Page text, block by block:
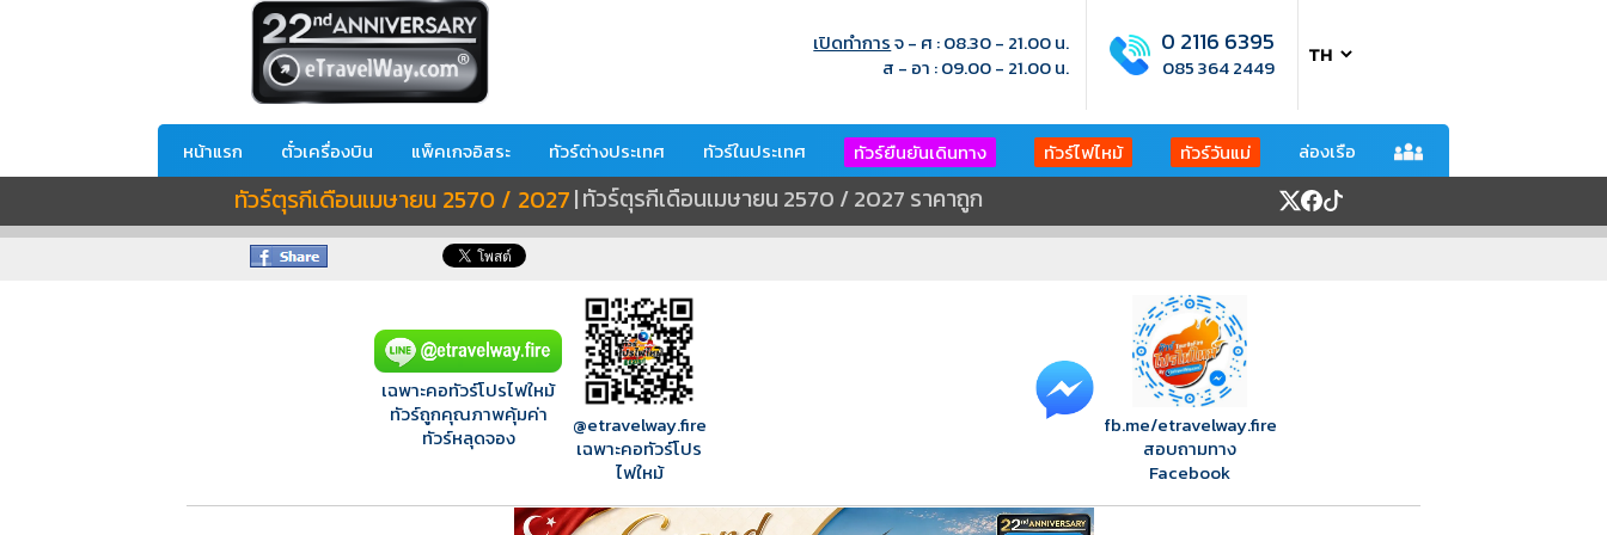
เปิดทำการจ - ศ : 08.30 - 21.00 น.
ส - อา : 09.00 - 21.00 น.
0 2116 6395
085 364 2449
หน้าแรก ตั๋วเครื่องบิน แพ็คเกจอิสระ ทัวร์ต่างประเทศ ทัวร์ในประเทศ ทัวร์ยืนยันเดินทาง ทัวร์ไฟไหม้ ทัวร์วันแม่ ล่องเรือ
ทัวร์ตุรกีเดือนเมษายน 2570 / 2027|ทัวร์ตุรกีเดือนเมษายน 2570 / 2027 ราคาถูก
เฉพาะคอทัวร์โปรไฟใหม้
ทัวร์ถูกคุณภาพคุ้มค่า
ทัวร์หลุดจอง
@etravelway.fire
เฉพาะคอทัวร์โปร
ไฟใหม้
fb.me/etravelway.fire
สอบถามทาง
Facebook